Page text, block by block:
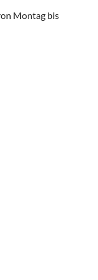
Montag bis